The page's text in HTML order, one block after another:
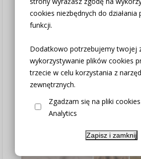
cookies niezbędnych do
funkcji.
Dodatkowo potrzebujemy twojej
wykorzystywanie plików cookies
trzecie w celu korzystania z
zewnętrznych.
Zgadzam się na pliki
Analytics
Zapisz i zamknij
użyciem pary. Prasowanie bez pary
utratę połysku.
Skład materiału:100% poliester
Gramatura:280gr/m2 +/-2%
Transparentność:półzaciemniająca
Dostępne kolory: